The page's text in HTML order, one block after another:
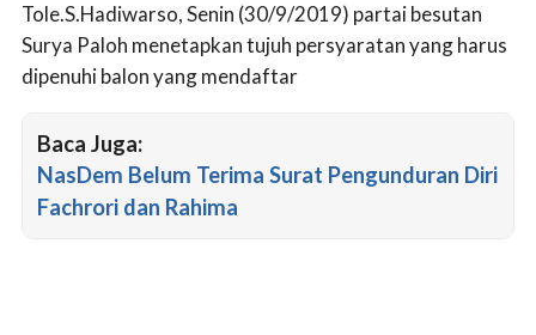
Tole.S.Hadiwarso, Senin (30/9/2019) partai besutan
Surya Paloh menetapkan tujuh persyaratan yang harus
dipenuhi balon yang mendaftar
Baca Juga:
NasDem Belum Terima Surat Pengunduran Diri
Fachrori dan Rahima